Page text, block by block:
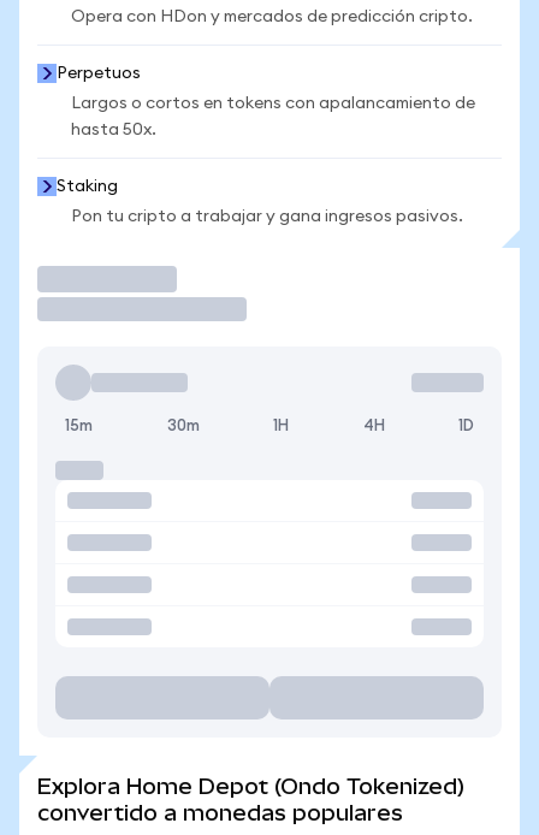
Opera con HDon y mercados de predicción cripto.
Perpetuos
Largos o cortos en tokens con apalancamiento de
hasta 50x.
Staking
Pon tu cripto a trabajar y gana ingresos pasivos.
15m 30m 1H 4H 1D
Explora Home Depot (Ondo Tokenized)
convertido a monedas populares